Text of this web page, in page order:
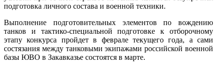
подготовка личного состава и военной техники.
Выполнение подготовительных элементов по вождению
танков и тактико-специальной подготовке к отборочному
этапу конкурса пройдет в феврале текущего года, а сами
состязания между танковыми экипажами российской военной
базы ЮВО в Закавказье состоятся в марте.